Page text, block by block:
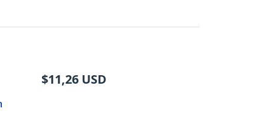
$11,26 USD